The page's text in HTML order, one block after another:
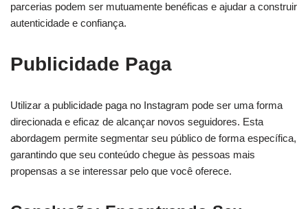
parcerias podem ser mutuamente benéficas e ajudar a construir
autenticidade e confiança.
Publicidade Paga
Utilizar a publicidade paga no Instagram pode ser uma forma
direcionada e eficaz de alcançar novos seguidores. Esta
abordagem permite segmentar seu público de forma específica,
garantindo que seu conteúdo chegue às pessoas mais
propensas a se interessar pelo que você oferece.